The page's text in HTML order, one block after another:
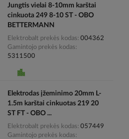
Jungtis vielai 8-10mm karštai
cinkuota 249 8-10 ST - OBO
BETTERMANN
Elektrobalt prekės kodas 004362
Gamintojo prekės kodas
5311500
Elektrodas įžeminimo 20mm L-
1.5m karštai cinkuotas 219 20
ST FT - OBO ...
Elektrobalt prekės kodas 057449
Gamintojo prekės kodas